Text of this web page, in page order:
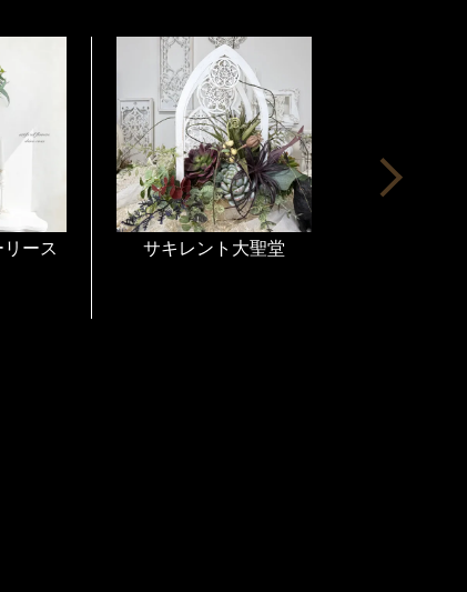
となります。
場合は、
包して発送しておりますので、到着後
いただけます。収納される場合も非常
、ワイヤーや紐やリボンで壁掛け用の
到着後すぐにお飾りいただけます。
ましても透明フイルムやおリボンなど
ース サキレント大聖堂